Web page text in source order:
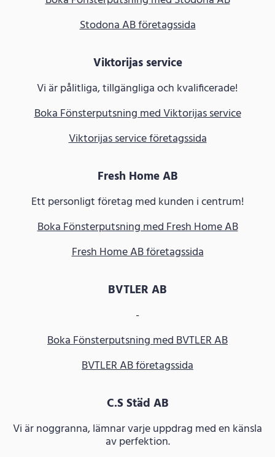
Stodona AB företagssida
Viktorijas service
Vi är pålitliga, tillgängliga och kvalificerade!
Boka Fönsterputsning med Viktorijas service
Viktorijas service företagssida
Fresh Home AB
Ett personligt företag med kunden i centrum!
Boka Fönsterputsning med Fresh Home AB
Fresh Home AB företagssida
BVTLER AB
-
Boka Fönsterputsning med BVTLER AB
BVTLER AB företagssida
C.S Städ AB
Vi är noggranna, lämnar varje uppdrag med en känsla
av perfektion.